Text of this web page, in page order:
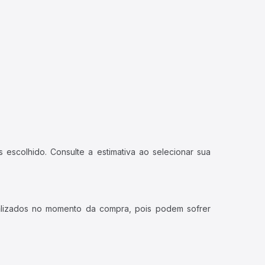
Consulte a estimativa ao selecionar sua
no momento da compra, pois podem sofrer